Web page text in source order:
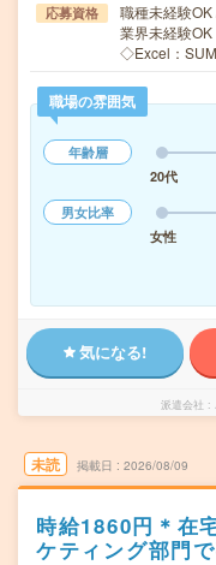
応募資格
職種未経験
業界未経験
◇Excel：
職場の雰囲気
年齢層
20代
男女比率
女性
気になる!
派遣会社
未読 掲載日 2026/08/09
時給1860円＊在
ケティング部門